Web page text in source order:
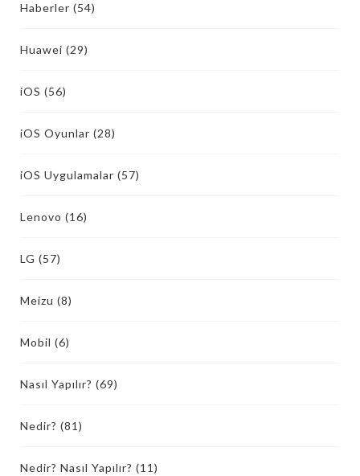
Haberler (54)
Huawei (29)
iOS (56)
iOS Oyunlar (28)
iOS Uygulamalar (57)
Lenovo (16)
LG (57)
Meizu (8)
Mobil (6)
Nasıl Yapılır? (69)
Nedir? (81)
Nedir? Nasıl Yapılır? (11)